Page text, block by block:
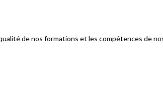
de nos formations et les compétences de